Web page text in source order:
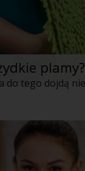
plamy?